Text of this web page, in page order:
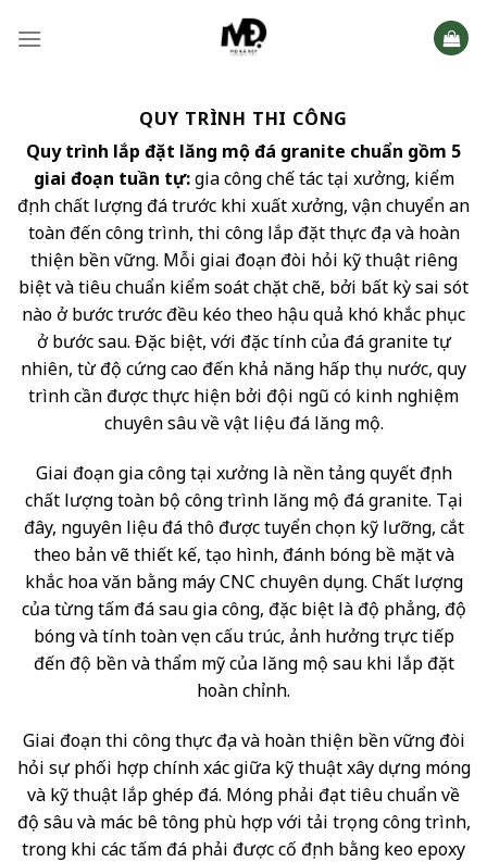
QUY TRÌNH THI CÔNG
Quy trình lắp đặt lăng mộ đá granite chuẩn gồm 5
giai đoạn tuần tự:gia công chế tác tại xưởng, kiểm
định chất lượng đá trước khi xuất xưởng, vận chuyển an
toàn đến công trình, thi công lắp đặt thực địa và hoàn
thiện bền vững. Mỗi giai đoạn đòi hỏi kỹ thuật riêng
biệt và tiêu chuẩn kiểm soát chặt chẽ, bởi bất kỳ sai sót
nào ở bước trước đều kéo theo hậu quả khó khắc phục
ở bước sau. Đặc biệt, với đặc tính của đá granite tự
nhiên, từ độ cứng cao đến khả năng hấp thụ nước, quy
trình cần được thực hiện bởi đội ngũ có kinh nghiệm
chuyên sâu về vật liệu đá lăng mộ.
Giai đoạn gia công tại xưởng là nền tảng quyết định
chất lượng toàn bộ công trình lăng mộ đá granite. Tại
đây, nguyên liệu đá thô được tuyển chọn kỹ lưỡng, cắt
theo bản vẽ thiết kế, tạo hình, đánh bóng bề mặt và
khắc hoa văn bằng máy CNC chuyên dụng. Chất lượng
của từng tấm đá sau gia công, đặc biệt là độ phẳng, độ
bóng và tính toàn vẹn cấu trúc, ảnh hưởng trực tiếp
đến độ bền và thẩm mỹ của lăng mộ sau khi lắp đặt
hoàn chỉnh.
Giai đoạn thi công thực địa và hoàn thiện bền vững đòi
hỏi sự phối hợp chính xác giữa kỹ thuật xây dựng móng
và kỹ thuật lắp ghép đá. Móng phải đạt tiêu chuẩn về
độ sâu và mác bê tông phù hợp với tải trọng công trình,
trong khi các tấm đá phải được cố định bằng keo epoxy